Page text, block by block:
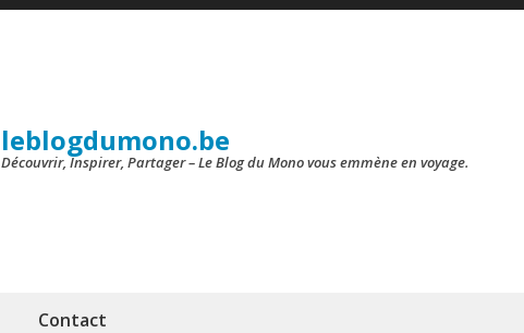
leblogdumono.be
Découvrir, Inspirer, Partager – Le Blog du Mono vous emmène en voyage.
Contact